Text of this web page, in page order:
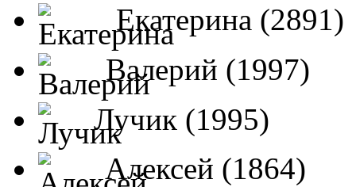
Екатерина (2891)
Валерий (1997)
Лучик (1995)
Алексей (1864)